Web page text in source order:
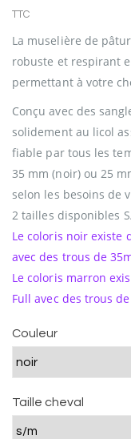
TTC
La muselière de
robuste et respirant
permettant à votre
Conçu avec des
solidement au licol
fiable par tous les
35 mm (noir) ou 25
selon les besoins de
2 tailles disponibles
Le coloris noir existe
avec des trous de
Le coloris marron
Full avec des trous
Couleur
Taille cheval